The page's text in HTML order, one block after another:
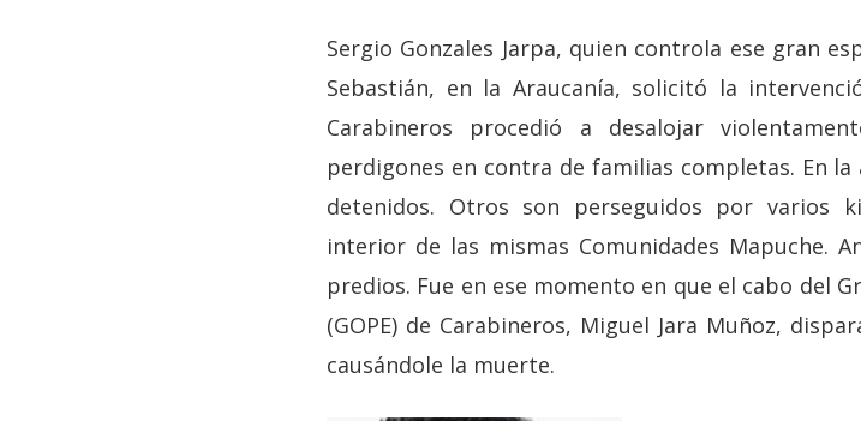
Sergio Gonzales Jarpa, quien controla ese gran
Sebastián, en la Araucanía, solicitó la
Carabineros procedió a desalojar
perdigones en contra de familias completas. En
detenidos. Otros son perseguidos por varios
interior de las mismas Comunidades Mapuche.
predios. Fue en ese momento en que el cabo del
(GOPE) de Carabineros, Miguel Jara Muñoz,
causándole la muerte.